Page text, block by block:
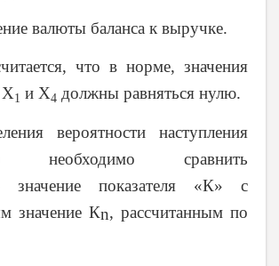
валюты баланса к выручке.
что в норме, значения
Х1 и Х4 должны равняться нулю.
вероятности наступления
необходимо сравнить
значение показателя «К» с
значение Кn, рассчитанным по